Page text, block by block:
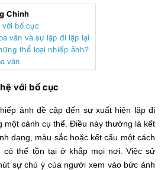
Chính
bố cục
văn và sự lặp đi lặp lại
thể loại nhiếp ảnh?
văn
với bố cục
ảnh đề cập đến sự xuất hiện lặp đi
một cảnh cụ thể. Điều này thường là kết
dạng, màu sắc hoặc kết cấu một cách
có thể tồn tại ở khắp mọi nơi. Việc sử
sự chú ý của người xem vào bức ảnh